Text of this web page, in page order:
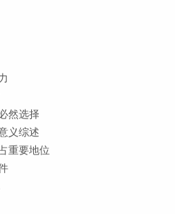
然选择
义综述
重要地位